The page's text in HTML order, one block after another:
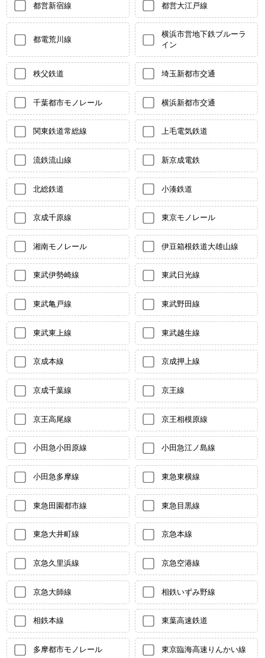
都営新宿線 都営大江戸線
都電荒川線
横浜市営地下鉄ブルーラ
イン
秩父鉄道 埼玉新都市交通
千葉都市モノレール 横浜新都市交通
関東鉄道常総線 上毛電気鉄道
流鉄流山線 新京成電鉄
北総鉄道 小湊鉄道
京成千原線 東京モノレール
湘南モノレール 伊豆箱根鉄道大雄山線
東武伊勢崎線 東武日光線
東武亀戸線 東武野田線
東武東上線 東武越生線
京成本線 京成押上線
京成千葉線 京王線
京王高尾線 京王相模原線
小田急小田原線 小田急江ノ島線
小田急多摩線 東急東横線
東急田園都市線 東急目黒線
東急大井町線 京急本線
京急久里浜線 京急空港線
京急大師線 相鉄いずみ野線
相鉄本線 東葉高速鉄道
多摩都市モノレール 東京臨海高速りんかい線